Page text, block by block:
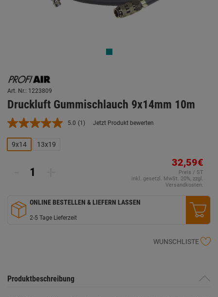
Art. Nr.: 1223809
Druckluft Gummischlauch 9x14mm 10m
5.0 Bewertung
(1) Jetzt Produkt bewerten
9x14 13x19
32,59€
Preis / ST
inkl. gesetzl. MwSt. 20%, zzgl.
Versandkosten.
ONLINE BESTELLEN & LIEFERN LASSEN
2-5 Tage Lieferzeit
WUNSCHLISTE
Produktbeschreibung